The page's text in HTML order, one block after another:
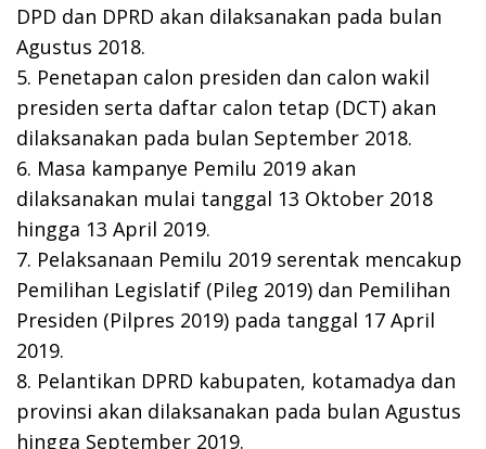
DPD dan DPRD akan dilaksanakan pada bulan
Agustus 2018.
5. Penetapan calon presiden dan calon wakil
presiden serta daftar calon tetap (DCT) akan
dilaksanakan pada bulan September 2018.
6. Masa kampanye Pemilu 2019 akan
dilaksanakan mulai tanggal 13 Oktober 2018
hingga 13 April 2019.
7. Pelaksanaan Pemilu 2019 serentak mencakup
Pemilihan Legislatif (Pileg 2019) dan Pemilihan
Presiden (Pilpres 2019) pada tanggal 17 April
2019.
8. Pelantikan DPRD kabupaten, kotamadya dan
provinsi akan dilaksanakan pada bulan Agustus
hingga September 2019.